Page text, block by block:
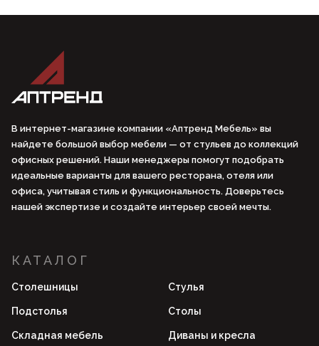
В интернет-магазине компании «Аптренд Мебель» вы
найдете большой выбор мебели — от стульев до коллекций
офисных решений. Наши менеджеры помогут подобрать
идеальные варианты для вашего ресторана, отеля или
офиса, учитывая стиль и функциональность. Доверьтесь
нашей экспертизе и создайте интерьер своей мечты.
КАТАЛОГ
Столешницы Стулья
Подстолья Столы
Складная мебель Диваны и кресла